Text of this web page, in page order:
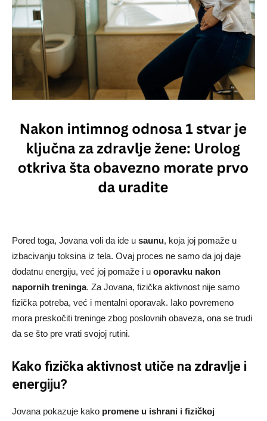
Pored toga, Jovana voli da ide u saunu, koja joj pomaže u
izbacivanju toksina iz tela. Ovaj proces ne samo da joj daje
dodatnu energiju, već joj pomaže i u oporavku nakon
napornih treninga. Za Jovana, fizička aktivnost nije samo
fizička potreba, već i mentalni oporavak. Iako povremeno
mora preskočiti treninge zbog poslovnih obaveza, ona se trudi
da se što pre vrati svojoj rutini.
Kako fizička aktivnost utiče na zdravlje i
energiju?
Jovana pokazuje kako promene u ishrani i fizičkoj